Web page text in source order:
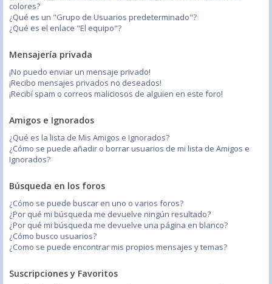
colores?
¿Qué es un "Grupo de Usuarios predeterminado"?
¿Qué es el enlace "El equipo"?
Mensajería privada
¡No puedo enviar un mensaje privado!
¡Recibo mensajes privados no deseados!
¡Recibí spam o correos maliciosos de alguien en este foro!
Amigos e Ignorados
¿Qué es la lista de Mis Amigos e Ignorados?
¿Cómo se puede añadir o borrar usuarios de mi lista de Amigos e
Ignorados?
Búsqueda en los foros
¿Cómo se puede buscar en uno o varios foros?
¿Por qué mi búsqueda me devuelve ningún resultado?
¿Por qué mi búsqueda me devuelve una página en blanco?
¿Cómo busco usuarios?
¿Como se puede encontrar mis propios mensajes y temas?
Suscripciones y Favoritos